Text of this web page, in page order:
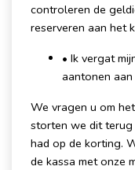
controleren de
reserveren aan het
• Ik vergat
aantonen aan
We vragen u om
storten we dit terug
had op de korting.
de kassa met onze